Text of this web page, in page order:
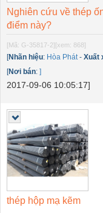
Nghiên cứu về thép
điểm này?
[Mã: G-35817-2][xem: 868]
[Nhãn hiệu: Hòa Phát- Xuất
[Nơi bán: ]
2017-09-06 10:05:17]
thép hộp mạ kẽm